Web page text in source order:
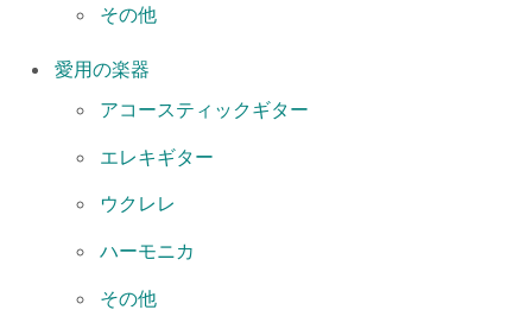
その他
愛用の楽器
アコースティックギター
エレキギター
ウクレレ
ハーモニカ
その他